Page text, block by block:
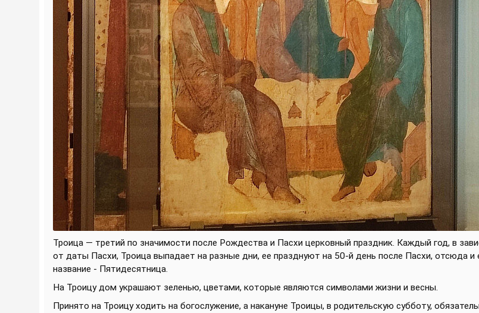
Троица — третий по значимости после Рождества и Пасхи церковный праздник. Каждый год, в
от даты Пасхи, Троица выпадает на разные дни, ее празднуют на 50-й день после Пасхи, отсюда и
название - Пятидесятница.
На Троицу дом украшают зеленью, цветами, которые являются символами жизни и весны.
Принято на Троицу ходить на богослужение, а накануне Троицы, в родительскую субботу,